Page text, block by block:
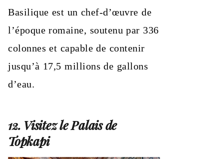
Basilique est un chef-d’œuvre de
l’époque romaine, soutenu par 336
colonnes et capable de contenir
jusqu’à 17,5 millions de gallons
d’eau.
12. Visitez le Palais de
Topkapi